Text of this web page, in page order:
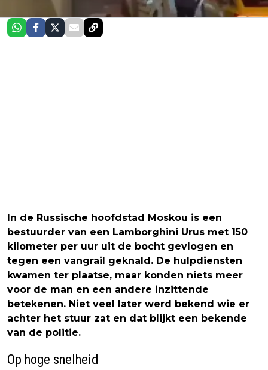
In de Russische hoofdstad Moskou is een
bestuurder van een Lamborghini Urus met 150
kilometer per uur uit de bocht gevlogen en
tegen een vangrail geknald. De hulpdiensten
kwamen ter plaatse, maar konden niets meer
voor de man en een andere inzittende
betekenen. Niet veel later werd bekend wie er
achter het stuur zat en dat blijkt een bekende
van de politie.
Op hoge snelheid